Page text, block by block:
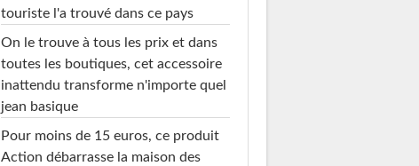
touriste l'a trouvé dans ce pays
On le trouve à tous les prix et dans
toutes les boutiques, cet accessoire
inattendu transforme n'importe quel
jean basique
Pour moins de 15 euros, ce produit
Action débarrasse la maison des